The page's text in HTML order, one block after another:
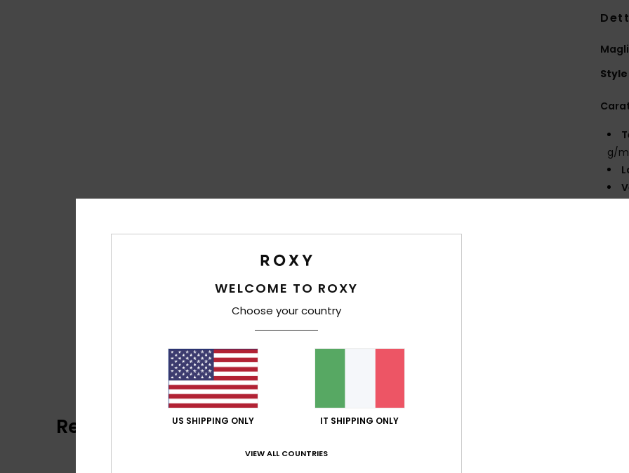
Style
g/
Recensioni dei clienti
WELCOME TO ROXY
Choose your country
US SHIPPING ONLY IT SHIPPING ONLY
VIEW ALL COUNTRIES